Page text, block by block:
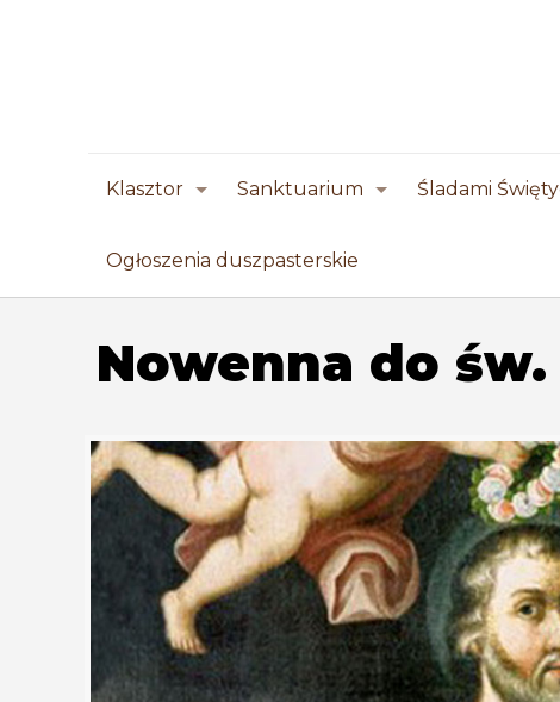
Klasztor Sanktuarium Śladami
Ogłoszenia duszpasterskie
Nowenna do